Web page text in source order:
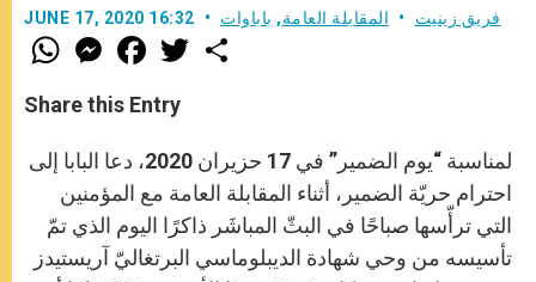
JUNE 17, 2020 16:32 فريق زينيت المقابلة العامة, باباوات
W
h
t
s
p
p
M
e
s
e
g
e
r
F
a
e
b
o
k
T
w
Share this Entry
لمناسبة “يوم الضمير” في 17 حزيران 2020، دعا البابا إلى
احترام حريّة الضمير، أثناء المقابلة العامة مع المؤمنين
التي ترأّسها صباحًا في البثّ المباشَر ذاكرًا اليوم الذي تمّ
تأسيسه من وحي شهادة الديبلوماسي البرتغاليّ آريستيدز